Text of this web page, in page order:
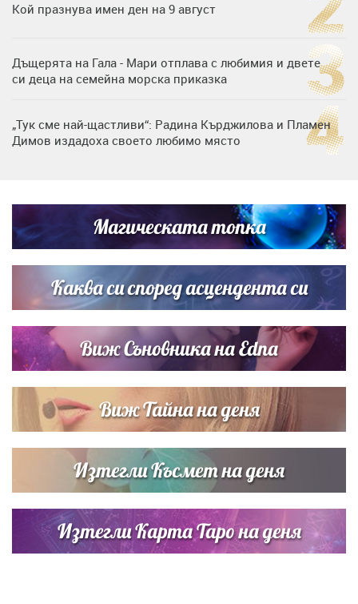
Кой празнува имен ден на 9 август
Дъщерята на Гала - Мари отплава с любимия и двете
си деца на семейна морска приказка
„Тук сме най-щастливи“: Радина Кърджилова и Пламен
Димов издадоха своето любимо място
кадри с Башар Рахал и малкия им син
Дъщерята на Тодор Батков вдигна сватба, Стоичков и
Братя Аргирови я изненадаха с песен
Магическата топка
Каква си според асцендента си
Виж Съновника на Edna
Виж Тайна на деня
Изтегли Късмет на деня
Изтегли Карта Таро на деня